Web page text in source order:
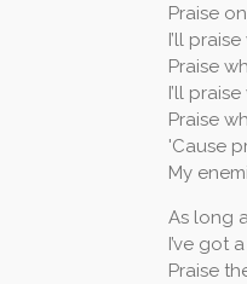
Praise
I’ll
Praise
I’ll
Praise
'Cause
My
As long
I’ve got
Praise